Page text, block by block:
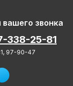
97-90-47
338-25-81
звонка